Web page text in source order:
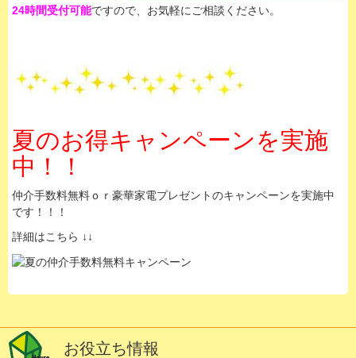
24時間受付可能ですので、お気軽にご相談ください。
夏のお得キャンペーンを実施
中！！
仲介手数料無料ｏｒ豪華家電プレゼントのキャンペーンを実施中
です！！！
詳細はこちら ↓↓
お役立ち情報